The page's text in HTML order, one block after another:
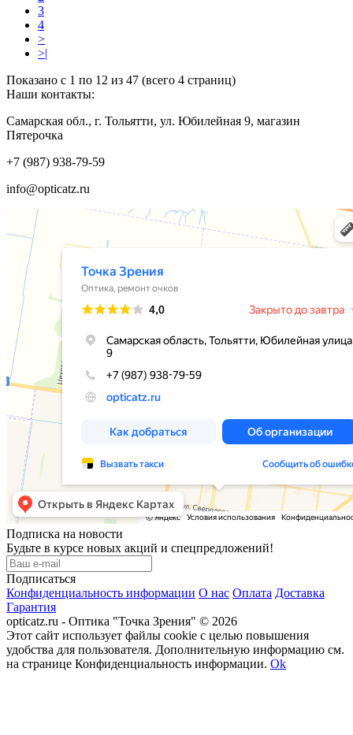
3
4
>
>|
Показано с 1 по 12 из 47 (всего 4 страниц)
Наши контакты:
Самарская обл., г. Тольятти, ул. Юбилейная 9, магазин
Пятерочка
+7 (987) 938-79-59
info@opticatz.ru
Подписка на новости
Будьте в курсе новых акций и спецпредложений!
Подписаться
Конфиденциальность информации О нас Оплата Доставка
Гарантия
opticatz.ru - Оптика "Точка Зрения" © 2026
Этот сайт использует файлы cookie с целью повышения
удобства для пользователя. Дополнительную информацию см.
на странице Конфиденциальность информации. Ok